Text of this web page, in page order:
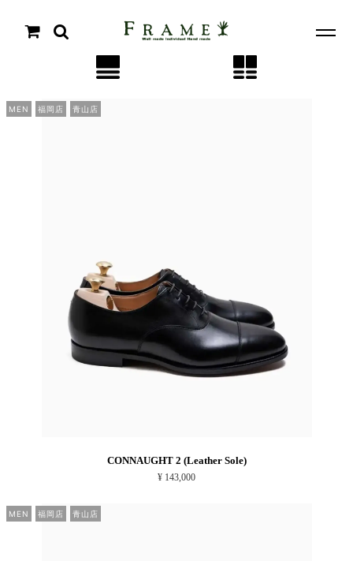
MEN 福岡店 青山店
CONNAUGHT 2 (Leather Sole)
¥ 143,000
MEN 福岡店 青山店